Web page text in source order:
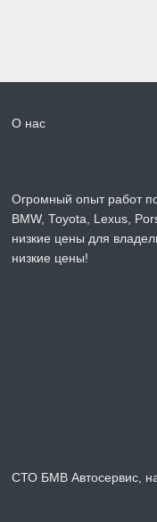
О нас
Огромный опыт работ
BMW, Toyota, Lexus,
низкие цены для
низкие цены!
СТО БМВ Автосервис,